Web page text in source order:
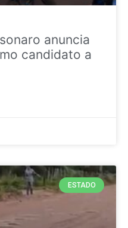
anuncia
candidato a
ESTADO